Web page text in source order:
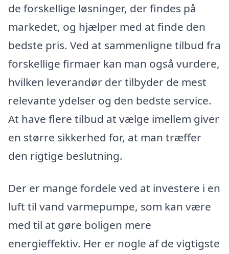
de forskellige løsninger, der findes på
markedet, og hjælper med at finde den
bedste pris. Ved at sammenligne tilbud fra
forskellige firmaer kan man også vurdere,
hvilken leverandør der tilbyder de mest
relevante ydelser og den bedste service.
At have flere tilbud at vælge imellem giver
en større sikkerhed for, at man træffer
den rigtige beslutning.
Der er mange fordele ved at investere i en
luft til vand varmepumpe, som kan være
med til at gøre boligen mere
energieffektiv. Her er nogle af de vigtigste